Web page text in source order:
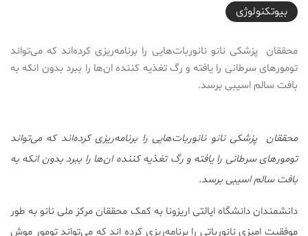
2018-10-02T21:21:24+03:30
بیوتکنولوژی
محققان پزشکی نانو نانوربات‌هایی را برنامه‌ریزی کرده‌اند که می‌تواند
تومورهای سرطانی را یافته و رگ تغذیه کننده ان‌ها را ببرد بدون انکه به
بافت سالم اسیبی برسد.
محققان پزشکی نانو نانوربات‌هایی را برنامه‌ریزی کرده‌اند که می‌تواند
تومورهای سرطانی را یافته و رگ تغذیه کننده ان‌ها را ببرد بدون انکه به
بافت سالم اسیبی برسد.
دانشمندان دانشگاه ایالتی اریزونا به کمک محققان مرکز ملی نانو به طور
موفقیت امیزی نانورباتی را برنامه‌ریزی کرده اند که می‌تواند تومور موش